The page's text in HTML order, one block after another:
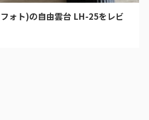
ォト)の自由雲台 LH-25をレビ